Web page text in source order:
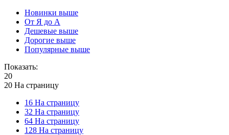
Новинки выше
От Я до А
Дешевые выше
Дорогие выше
Популярные выше
Показать:
20
20 На страницу
16 На страницу
32 На страницу
64 На страницу
128 На страницу